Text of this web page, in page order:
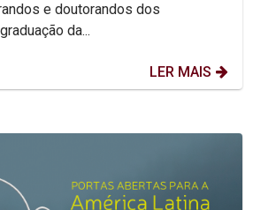
e doutorandos dos
da...
LER MAIS